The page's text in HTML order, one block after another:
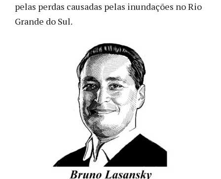
pelas perdas causadas pelas inundações no Rio
Grande do Sul.